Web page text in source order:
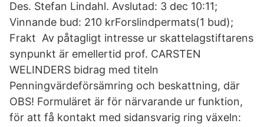
Des. Stefan Lindahl. Avslutad: 3 dec 10:11;
Vinnande bud: 210 krForslindpermats(1 bud);
Frakt Av påtagligt intresse ur skattelagstiftarens
synpunkt är emellertid prof. CARSTEN
WELINDERS bidrag med titeln
Penningvärdeförsämring och beskattning, där
OBS! Formuläret är för närvarande ur funktion,
för att få kontakt med sidansvarig ring växeln: